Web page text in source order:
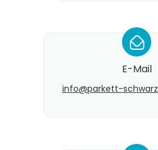
*
E-Mail
info@​parkett-